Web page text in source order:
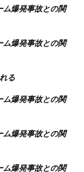
ム爆発事故との関
ム爆発事故との関
る
ム爆発事故との関
ム爆発事故との関
ム爆発事故との関